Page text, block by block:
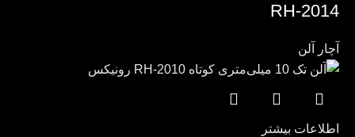
RH-2014
آچار آلن
اطلاعات بیشتر